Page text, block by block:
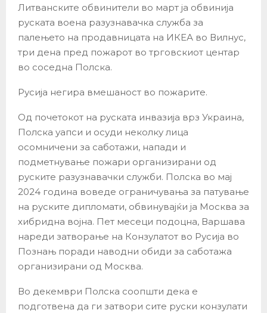
Литванските обвинители во март ја обвинија
руската воена разузнавачка служба за
палењето на продавницата на ИКЕА во Вилнус,
три дена пред пожарот во трговскиот центар
во соседна Полска.
Русија негира вмешаност во пожарите.
Од почетокот на руската инвазија врз Украина,
Полска уапси и осуди неколку лица
осомничени за саботажи, напади и
подметнување пожари организирани од
руските разузнавачки служби. Полска во мај
2024 година воведе ограничувања за патување
на руските дипломати, обвинувајќи ја Москва за
хибридна војна. Пет месеци подоцна, Варшава
нареди затворање на Конзулатот во Русија во
Познањ поради наводни обиди за саботажа
организирани од Москва.
Во декември Полска соопшти дека е
подготвена да ги затвори сите руски конзулати